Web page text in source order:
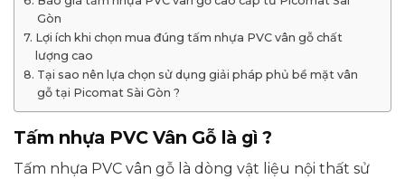
Gòn
Lợi ích khi chọn mua đúng tấm nhựa PVC vân gỗ chất
lượng cao
Tại sao nên lựa chọn sử dụng giải pháp phủ bề mặt vân
gỗ tại Picomat Sài Gòn ?
Tấm nhựa PVC Vân Gỗ là gì ?
Tấm nhựa PVC vân gỗ là dòng vật liệu nội thất sử